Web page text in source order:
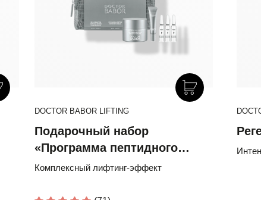
DOCTOR BABOR LIFTING
Подарочный набор
«Программа пептидного
лифтинга»
Комплексный лифтинг-эффект